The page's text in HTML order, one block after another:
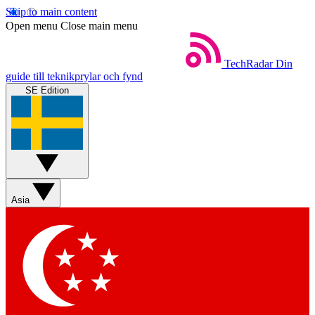
Skip to main content
Open menu Close main menu
TechRadar Din
guide till teknikprylar och fynd
SE Edition
Asia